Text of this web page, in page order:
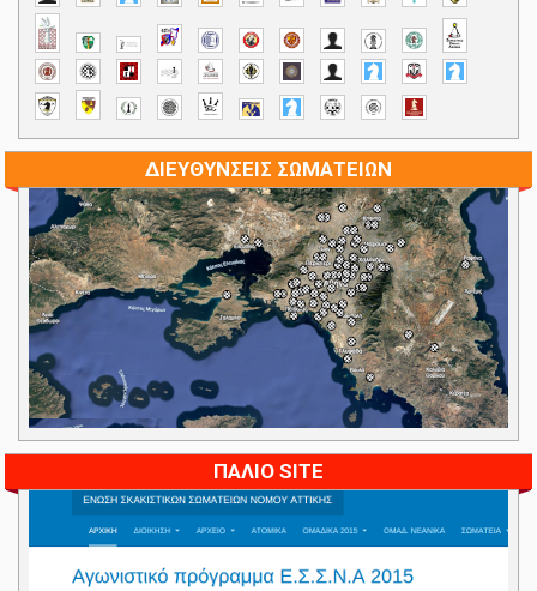
ΔΙΕΥΘΥΝΣΕΙΣ ΣΩΜΑΤΕΙΩΝ
ΠΑΛΙΟ SITE